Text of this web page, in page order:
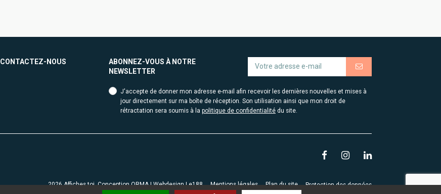
CONTACTEZ-NOUS
ABONNEZ-VOUS À NOTRE
NEWSLETTER
J'accepte de donner mon adresse e-mail afin recevoir les dernières nouvelles et mises à
jour directement sur ma boîte de réception. Son utilisation ainsi que mon droit de
rétractation sera soumis à la politique de confidentialité du site.
2026 Affiches toi. ConceptionORMA| WebdesignLe188 Mentions légales Plan du site Protection des données